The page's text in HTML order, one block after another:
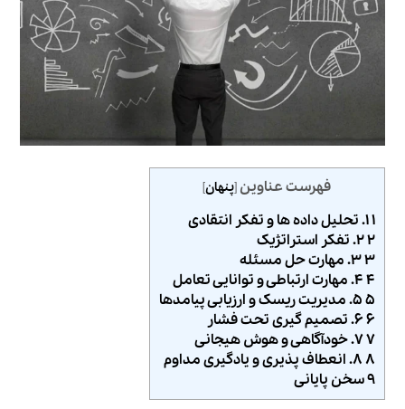
فهرست عناوین [پنهان]
۱ ۱. تحلیل داده‌ ها و تفکر انتقادی
۲ ۲. تفکر استراتژیک
۳ ۳. مهارت حل مسئله
۴ ۴. مهارت ارتباطی و توانایی تعامل
۵ ۵. مدیریت ریسک و ارزیابی پیامدها
۶ ۶. تصمیم‌ گیری تحت فشار
۷ ۷. خودآگاهی و هوش هیجانی
۸ ۸. انعطاف‌ پذیری و یادگیری مداوم
۹ سخن پایانی